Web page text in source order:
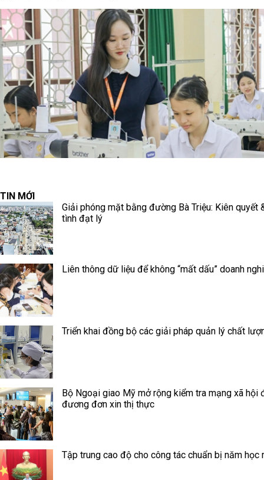
TIN MỚI
Giải phóng mặt bằng đường Bà Triệu: Kiên quyết
tình đạt lý
Liên thông dữ liệu để không “mất dấu” doanh
Triển khai đồng bộ các giải pháp quản lý chất
Bộ Ngoại giao Mỹ mở rộng kiểm tra mạng xã hội
đương đơn xin thị thực
Tập trung cao độ cho công tác chuẩn bị năm học